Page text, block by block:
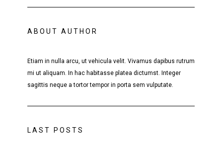
ABOUT AUTHOR
Etiam in nulla arcu, ut vehicula velit. Vivamus dapibus rutrum
mi ut aliquam. In hac habitasse platea dictumst. Integer
sagittis neque a tortor tempor in porta sem vulputate.
LAST POSTS